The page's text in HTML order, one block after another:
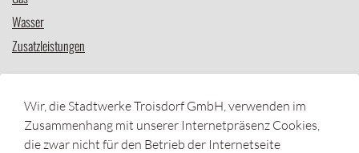
Wasser
Zusatzleistungen
Zählerstandserfassung
Unsere Ableser
Wir, die Stadtwerke Troisdorf GmbH, verwenden im
Zusammenhang mit unserer Internetpräsenz Cookies,
die zwar nicht für den Betrieb der Internetseite